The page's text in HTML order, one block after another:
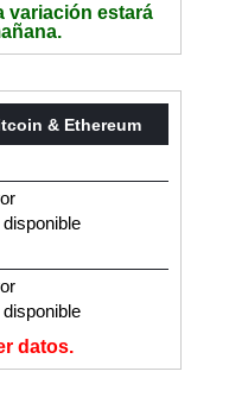
variación estará
& Ethereum
disponible
disponible
datos.